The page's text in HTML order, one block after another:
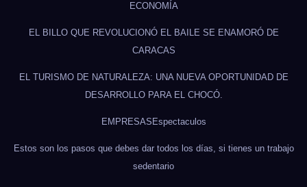
ECONOMÍA
EL BILLO QUE REVOLUCIONÓ EL BAILE SE ENAMORÓ DE
CARACAS
EL TURISMO DE NATURALEZA: UNA NUEVA OPORTUNIDAD DE
DESARROLLO PARA EL CHOCÓ.
EMPRESAS Espectaculos
Estos son los pasos que debes dar todos los días, si tienes un trabajo
sedentario